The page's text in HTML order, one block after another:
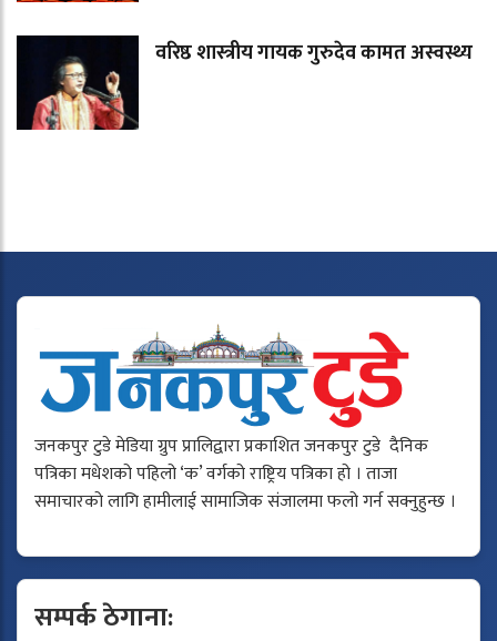
वरिष्ठ शास्त्रीय गायक गुरुदेव कामत अस्वस्थ्य
जनकपुर टुडे मेडिया ग्रुप प्रालिद्वारा प्रकाशित जनकपुर टुडे दैनिक
पत्रिका मधेशको पहिलो ‘क’ वर्गको राष्ट्रिय पत्रिका हो । ताजा
समाचारको लागि हामीलाई सामाजिक संजालमा फलो गर्न सक्नुहुन्छ ।
सम्पर्क ठेगाना: